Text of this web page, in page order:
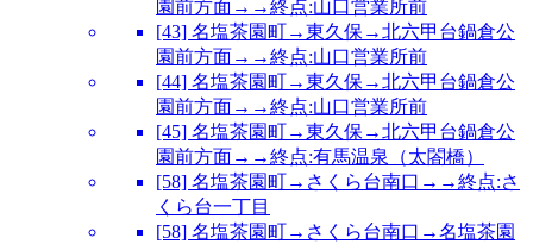
園前方面→→終点:山口営業所前
[43] 名塩茶園町→東久保→北六甲台鍋倉公
園前方面→→終点:山口営業所前
[44] 名塩茶園町→東久保→北六甲台鍋倉公
園前方面→→終点:山口営業所前
[45] 名塩茶園町→東久保→北六甲台鍋倉公
園前方面→→終点:有馬温泉（太閤橋）
[58] 名塩茶園町→さくら台南口→→終点:さ
くら台一丁目
[58] 名塩茶園町→さくら台南口→名塩茶園